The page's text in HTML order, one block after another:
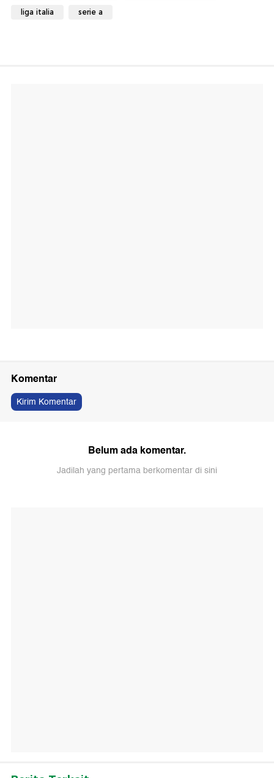
liga italia serie a
Komentar
Kirim Komentar
Belum ada komentar.
Jadilah yang pertama berkomentar di sini